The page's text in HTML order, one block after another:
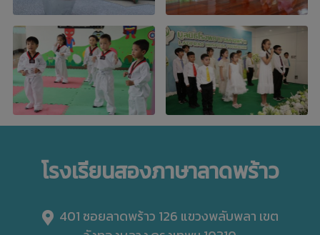
โรงเรียนสองภาษาลาดพร้าว
401 ซอยลาดพร้าว 126 แขวงพลับพลา เขต